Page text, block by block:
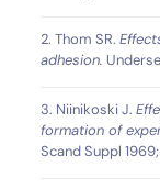
2. Thom SR.
adhesion.
3. Niinikoski J.
formation of
Scand Suppl